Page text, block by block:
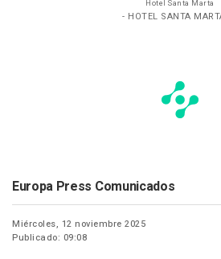
Hotel Santa Marta
- HOTEL SANTA
Europa Press Comunicados
Miércoles, 12 noviembre 2025
Publicado: 09:08